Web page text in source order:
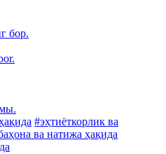
бор.
#эҳтиёткорлик ва
ва натижа ҳақида